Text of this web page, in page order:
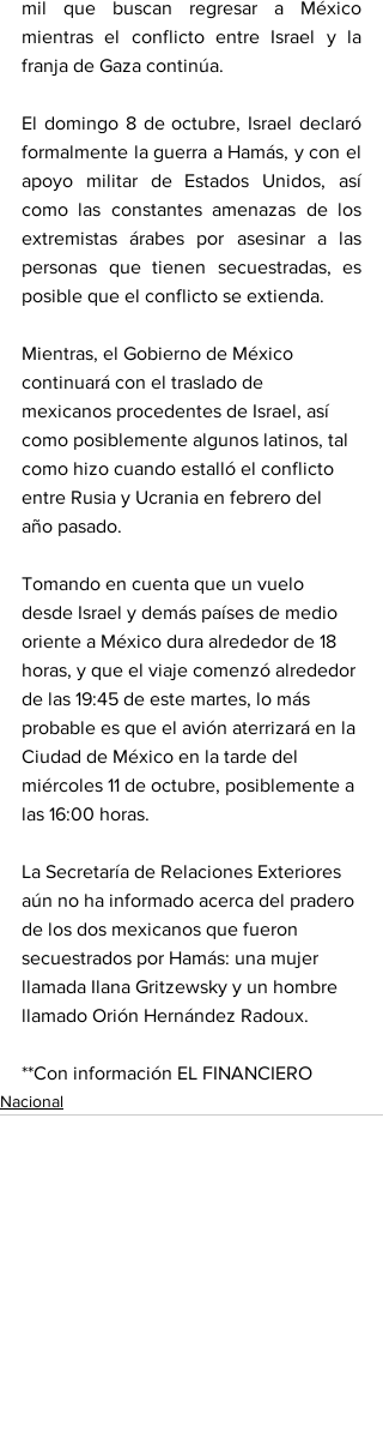
mil que buscan regresar a México
mientras el conflicto entre Israel y la
franja de Gaza continúa.
El domingo 8 de octubre, Israel declaró
formalmente la guerra a Hamás, y con el
apoyo militar de Estados Unidos, así
como las constantes amenazas de los
extremistas árabes por asesinar a las
personas que tienen secuestradas, es
posible que el conflicto se extienda.
Mientras, el Gobierno de México
continuará con el traslado de
mexicanos procedentes de Israel, así
como posiblemente algunos latinos, tal
como hizo cuando estalló el conflicto
entre Rusia y Ucrania en febrero del
año pasado.
Tomando en cuenta que un vuelo
desde Israel y demás países de medio
oriente a México dura alrededor de 18
horas, y que el viaje comenzó alrededor
de las 19:45 de este martes, lo más
probable es que el avión aterrizará en la
Ciudad de México en la tarde del
miércoles 11 de octubre, posiblemente a
las 16:00 horas.
La Secretaría de Relaciones Exteriores
aún no ha informado acerca del pradero
de los dos mexicanos que fueron
secuestrados por Hamás: una mujer
llamada Ilana Gritzewsky y un hombre
llamado Orión Hernández Radoux.
**Con información EL FINANCIERO
Nacional